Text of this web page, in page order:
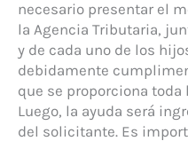
necesario presentar el
la Agencia Tributaria,
y de cada uno de los
debidamente
que se proporciona
Luego, la ayuda será
del solicitante. Es